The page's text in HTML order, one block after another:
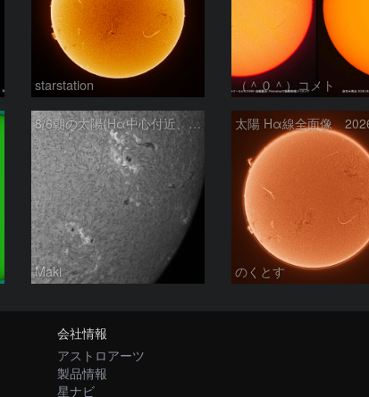
starstation （＾０＾）コメト
8/6朝の太陽(Hα中心付近、4498、4502付近)
Maki のくとす
会社情報
アストロアーツ
製品情報
星ナビ